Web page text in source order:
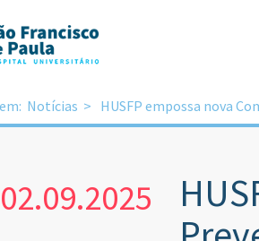
Notícias HUSFP empossa nova
02.09.2025